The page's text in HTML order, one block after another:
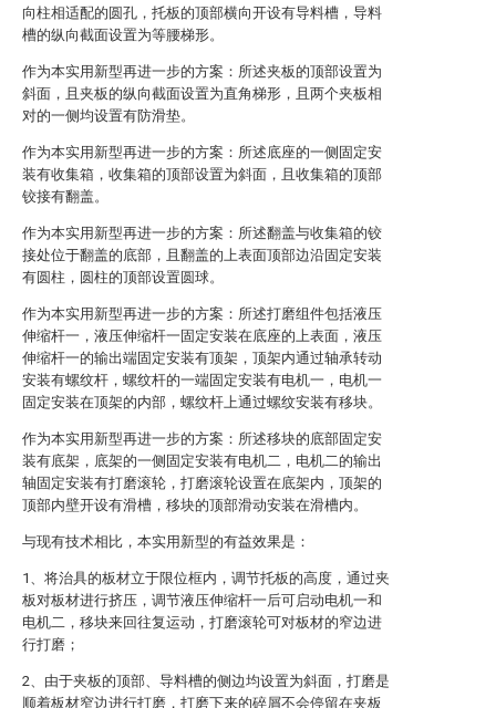
向柱相适配的圆孔，托板的顶部横向开设有导料槽，导料
槽的纵向截面设置为等腰梯形。
作为本实用新型再进一步的方案：所述夹板的顶部设置为
斜面，且夹板的纵向截面设置为直角梯形，且两个夹板相
对的一侧均设置有防滑垫。
作为本实用新型再进一步的方案：所述底座的一侧固定安
装有收集箱，收集箱的顶部设置为斜面，且收集箱的顶部
铰接有翻盖。
作为本实用新型再进一步的方案：所述翻盖与收集箱的铰
接处位于翻盖的底部，且翻盖的上表面顶部边沿固定安装
有圆柱，圆柱的顶部设置圆球。
作为本实用新型再进一步的方案：所述打磨组件包括液压
伸缩杆一，液压伸缩杆一固定安装在底座的上表面，液压
伸缩杆一的输出端固定安装有顶架，顶架内通过轴承转动
安装有螺纹杆，螺纹杆的一端固定安装有电机一，电机一
固定安装在顶架的内部，螺纹杆上通过螺纹安装有移块。
作为本实用新型再进一步的方案：所述移块的底部固定安
装有底架，底架的一侧固定安装有电机二，电机二的输出
轴固定安装有打磨滚轮，打磨滚轮设置在底架内，顶架的
顶部内壁开设有滑槽，移块的顶部滑动安装在滑槽内。
与现有技术相比，本实用新型的有益效果是：
1、将治具的板材立于限位框内，调节托板的高度，通过夹
板对板材进行挤压，调节液压伸缩杆一后可启动电机一和
电机二，移块来回往复运动，打磨滚轮可对板材的窄边进
行打磨；
2、由于夹板的顶部、导料槽的侧边均设置为斜面，打磨是
顺着板材窄边进行打磨，打磨下来的碎屑不会停留在夹板